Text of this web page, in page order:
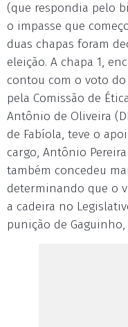
(que respondia pelo
o impasse que
duas chapas foram
eleição. A chapa 1,
contou com o voto
pela Comissão de
Antônio de Oliveira
de Fabíola, teve o
cargo, Antônio
também concedeu
determinando que o
a cadeira no
punição de